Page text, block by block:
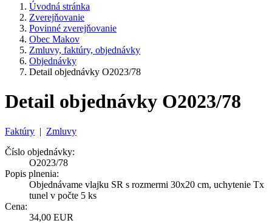
Úvodná stránka
Zverejňovanie
Povinné zverejňovanie
Obec Makov
Zmluvy, faktúry, objednávky
Objednávky
Detail objednávky O2023/78
Detail objednávky O2023/78
Faktúry | Zmluvy
Číslo objednávky:
O2023/78
Popis plnenia:
Objednávame vlajku SR s rozmermi 30x20 cm, uchytenie Tx
tunel v počte 5 ks
Cena:
34,00 EUR